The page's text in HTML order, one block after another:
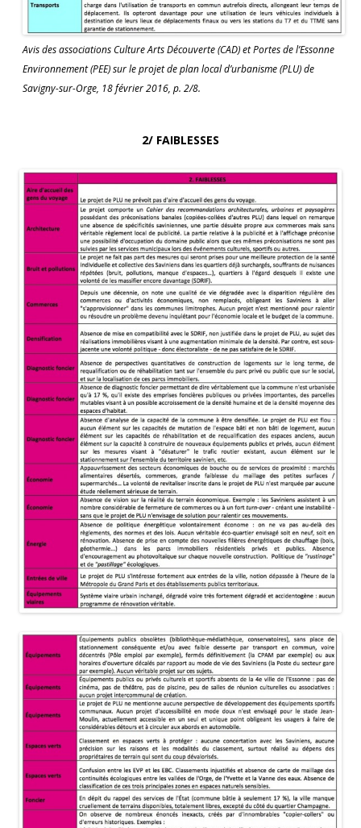
Avis des associations Culture Arts Découverte (CAD) et Portes de l’Essonne
Environnement (PEE) sur le projet de plan local d’urbanisme (PLU) de
Savigny-sur-Orge, 18 février 2016, p. 2/8.
2/ FAIBLESSES